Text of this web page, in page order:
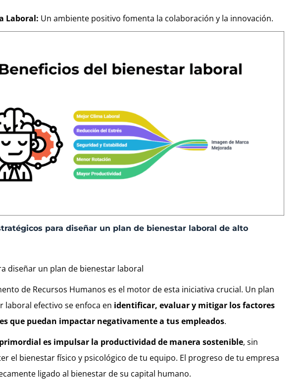
Laboral: Un ambiente positivo fomenta la colaboración y la innovación.
para diseñar un plan de bienestar laboral de alto
de Recursos Humanos es el motor de esta iniciativa crucial. Un plan
laboral efectivo se enfoca en identificar, evaluar y mitigar los factores
que puedan impactar negativamente a tus empleados.
es impulsar la productividad de manera sostenible, sin
el bienestar físico y psicológico de tu equipo. El progreso de tu empresa
ligado al bienestar de su capital humano.